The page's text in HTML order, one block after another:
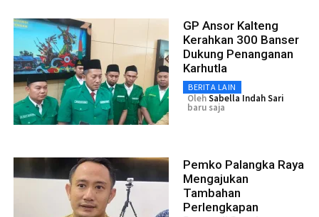
GP Ansor Kalteng
Kerahkan 300 Banser
Dukung Penanganan
Karhutla
BERITA LAIN
OlehSabella Indah Sari
baru saja
Pemko Palangka Raya
Mengajukan
Tambahan
Perlengkapan